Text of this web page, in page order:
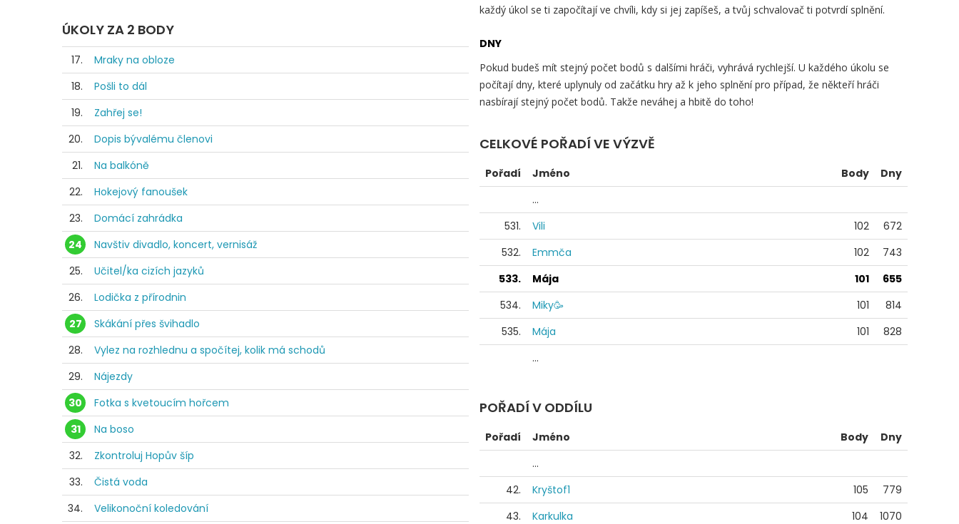
ÚKOLY ZA 2 BODY
17.
Mraky na obloze
18.
Pošli to dál
19.
Zahřej se!
20.
Dopis bývalému členovi
21.
Na balkóně
22.
Hokejový fanoušek
23.
Domácí zahrádka
24
Navštiv divadlo, koncert, vernisáž
25.
Učitel/ka cizích jazyků
26.
Lodička z přírodnin
27
Skákání přes švihadlo
28.
Vylez na rozhlednu a spočítej, kolik má schodů
29.
Nájezdy
30
Fotka s kvetoucím hořcem
31
Na boso
32.
Zkontroluj Hopův šíp
33.
Čistá voda
34.
Velikonoční koledování
každý úkol se ti započítají ve chvíli, kdy si jej zapíšeš, a tvůj schvalovač ti potvrdí splnění.
DNY
Pokud budeš mít stejný počet bodů s dalšími hráči, vyhrává rychlejší. U každého úkolu se
počítají dny, které uplynuly od začátku hry až k jeho splnění pro případ, že někteří hráči
nasbírají stejný počet bodů. Takže neváhej a hbitě do toho!
CELKOVÉ POŘADÍ VE VÝZVĚ
Pořadí Jméno Body
Dny
...
531.
Vili 102
672
532.
Emmča 102
743
533.
Mája 101
655
534.
Miky🥳 101
814
535.
Mája 101
828
...
POŘADÍ V ODDÍLU
Pořadí Jméno Body
Dny
...
42.
Kryštof1 105
779
43.
Karkulka 104
1070